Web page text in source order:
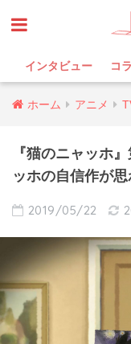
インタビュー コ
ホーム アニメ
『猫のニャッホ
ッホの自信作が
2019/05/22